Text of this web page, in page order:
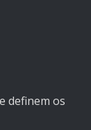
definem os